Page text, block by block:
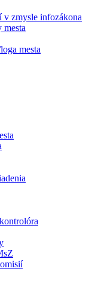
v zmysle infozákona
mesta
mesta